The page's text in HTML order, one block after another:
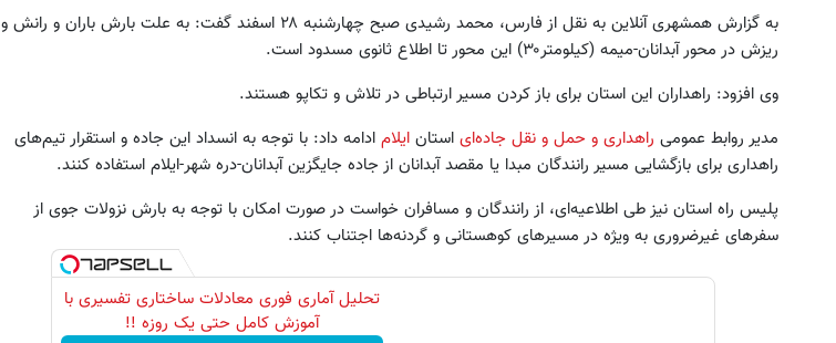
به گزارش همشهری آنلاین به نقل از فارس، محمد رشیدی صبح چهارشنبه ۲۸ اسفند گفت: به علت بارش باران و رانش و
ریزش در محور آبدانان-میمه (کیلومتر۳۰) این محور تا اطلاع ثانوی مسدود است.
وی افزود: راهداران این استان برای باز کردن مسیر ارتباطی در تلاش و تکاپو هستند.
مدیر روابط عمومی راهداری و حمل و نقل جاده‌ای استان ایلام ادامه داد: با توجه به انسداد این جاده و استقرار تیم‌های
راهداری برای بازگشایی مسیر رانندگان مبدا یا مقصد آبدانان از جاده جایگزین آبدانان-دره شهر-ایلام استفاده کنند.
پلیس راه استان نیز طی اطلاعیه‌ای، از رانندگان و مسافران خواست در صورت امکان با توجه به بارش نزولات جوی از
سفرهای غیرضروری به ویژه در مسیرهای کوهستانی و گردنه‌ها اجتناب کنند.
تحلیل آماری فوری معادلات ساختاری تفسیری با
آموزش کامل حتی یک روزه !!
۵۰ درصد کش بک در حساب معاملاتی ecn
ثبت نام کنید
بازار پر از خریدار جک S3 / ماشینتو به راحتی
درخواست فروش
والکس: پل ارتباطی شما با دنیای